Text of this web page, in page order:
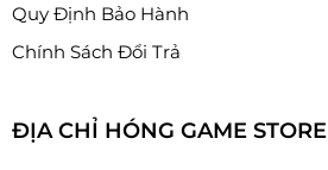
Quy Định Bảo Hành
Chính Sách Đổi Trả
ĐỊA CHỈ HÓNG GAME STORE